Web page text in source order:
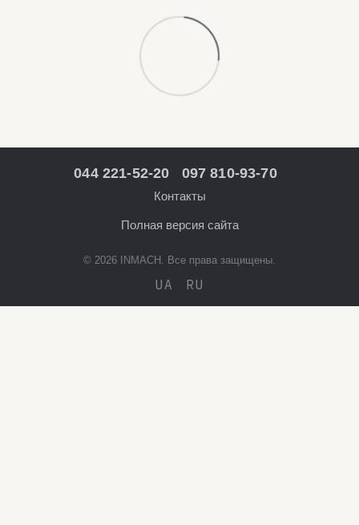
044 221-52-20 097 810-93-70
Контакты
Полная версия сайта
© 2026 INMACH. Все права защищены.
UA RU